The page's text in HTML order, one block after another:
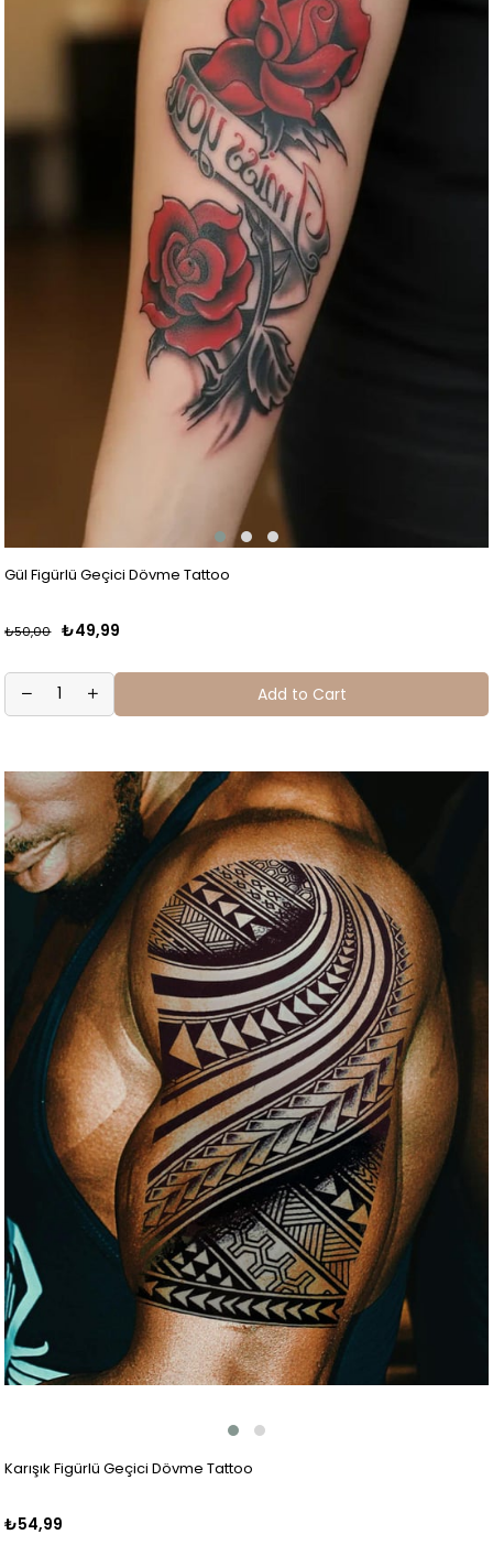
Gül Figürlü Geçici Dövme Tattoo
₺50,00 ₺49,99
Add to Cart
Karışık Figürlü Geçici Dövme Tattoo
₺54,99